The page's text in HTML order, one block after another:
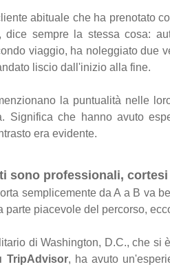
abituale che ha prenotato
dice sempre la stessa cosa:
viaggio, ha noleggiato due
liscio dall'inizio alla fine.
la puntualità nelle
Significa che hanno avuto
era evidente.
sono professionali,
semplicemente da A a B va
parte piacevole del percorso,
di Washington, D.C., che si
TripAdvisor, ha avuto